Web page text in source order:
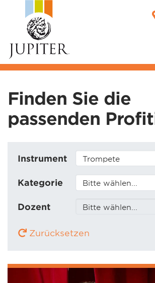
Finden Sie die
passenden
Instrument
Kategorie
Dozent
Zurücksetzen